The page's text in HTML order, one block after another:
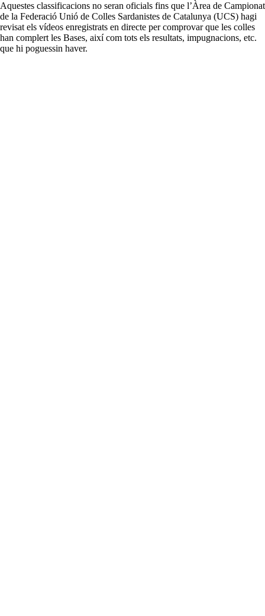
Aquestes classificacions no seran oficials fins que l’Àrea de Campionat
de la Federació Unió de Colles Sardanistes de Catalunya (UCS) hagi
revisat els vídeos enregistrats en directe per comprovar que les colles
han complert les Bases, així com tots els resultats, impugnacions, etc.
que hi poguessin haver.